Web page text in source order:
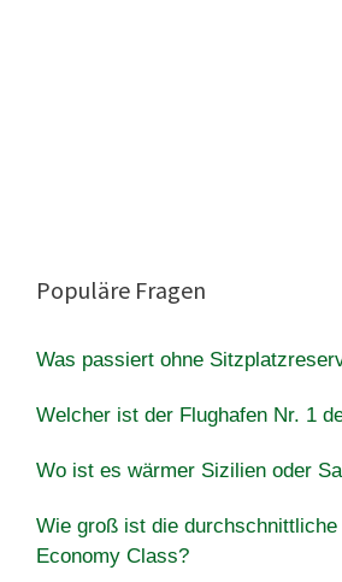
Populäre Fragen
Was passiert ohne
Welcher ist der Flughafen Nr. 1
Wo ist es wärmer Sizilien oder
Wie groß ist die
Economy Class?